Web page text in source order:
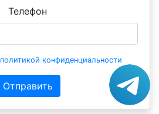
Телефон
политикой конфиденциальности
Отправить